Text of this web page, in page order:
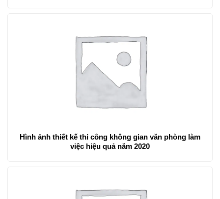
Hình ảnh thiết kế thi công không gian văn phòng làm
việc hiệu quả năm 2020